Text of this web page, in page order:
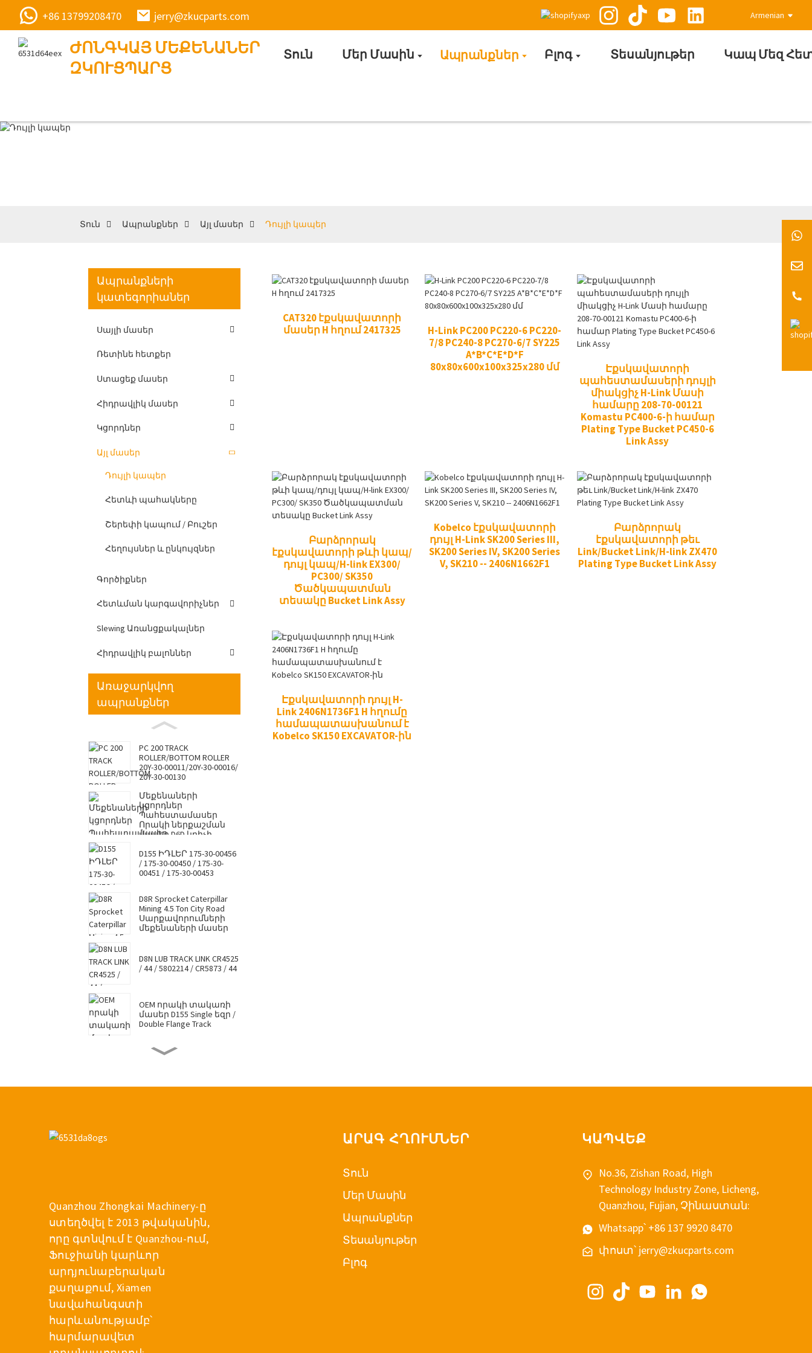
+86 13799208470 jerry@zkucparts.com Armenian
ԺՈՆԳԿԱՅ ՄԵՔԵՆԱՆԵՐ
ԶԿՈՒՑՊԱՐՑ
Տուն Մեր Մասին Ապրանքներ Բլոգ Տեսանյութեր Կապ Մեզ
Տուն Ապրանքներ Այլ մասեր Դույլի կապեր
Ապրանքների
կատեգորիաներ
Սայլի մասեր
Ռետինե հետքեր
Ստացեք մասեր
Հիդրավլիկ մասեր
Կցորդներ
Այլ մասեր
Դույլի կապեր
Հետևի պահակները
Շերեփի կապում / Բուշեր
Հեղույսներ և ընկույզներ
Գործիքներ
Հետևման կարգավորիչներ
Slewing Առանցքակալներ
Հիդրավլիկ բալոններ
Առաջարկվող
ապրանքներ
PC 200 TRACK
ROLLER/BOTTOM ROLLER
20Y-30-00011/20Y-30-00016/
20Y-30-00130
Մեքենաների
կցորդներ
Պահեստամասեր
Որակի ներքաշման
մասեր D6D կրիչի
գլան
CR2650/CR2650A/3T3206
D155 ԻԴԼԵՐ 175-30-00456
/ 175-30-00450 / 175-30-
00451 / 175-30-00453
D8R Sprocket Caterpillar
Mining 4.5 Ton City Road
Սարքավորումների
մեքենաների մասեր
D8N LUB TRACK LINK CR4525
/ 44 / 5802214 / CR5873 / 44
OEM որակի տակառի
մասեր D155 Single եզր /
Double Flange Track
81WM-17030
OEM Quality Undercarriage
Parts PC 200 Idler
CAT320 էքսկավատորի
մասեր H հղում 2417325
H-Link PC200 PC220-6 PC220-
7/8 PC240-8 PC270-6/7 SY225
A*B*C*E*D*F
80x80x600x100x325x280 մմ
Էքսկավատորի
պահեստամասերի դույլի
միակցիչ H-Link Մասի
համարը 208-70-00121
Komastu PC400-6-ի համար
Plating Type Bucket PC450-6
Link Assy
Բարձրորակ
էքսկավատորի թևի կապ/
դույլ կապ/H-link EX300/
PC300/ SK350
Ծածկապատման
տեսակը Bucket Link Assy
Kobelco էքսկավատորի
դույլ H-Link SK200 Series III,
SK200 Series IV, SK200 Series
V, SK210 -- 2406N1662F1
Բարձրորակ
էքսկավատորի թեւ
Link/Bucket Link/H-link ZX470
Plating Type Bucket Link Assy
Էքսկավատորի դույլ H-
Link 2406N1736F1 H հղումը
համապատասխանում է
Kobelco SK150 EXCAVATOR-ին
Quanzhou Zhongkai Machinery-ը
ստեղծվել է 2013 թվականին,
որը գտնվում է Quanzhou-ում,
Ֆուջիանի կարևոր
արդյունաբերական
քաղաքում, Xiamen
նավահանգստի
հարևանությամբ՝
հարմարավետ
ԱՐԱԳ ՀՂՈՒՄՆԵՐ
Տուն
Մեր Մասին
Ապրանքներ
Տեսանյութեր
Բլոգ
ԿԱՊՎԵՔ
No.36, Zishan Road, High
Technology Industry Zone, Licheng,
Quanzhou, Fujian, Չինաստան:
Whatsapp՝ +86 137 9920 8470
փոստ՝ jerry@zkucparts.com